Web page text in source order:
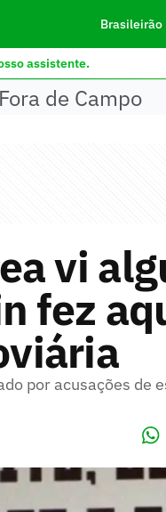
Brasileirão
assistente.
Fora de Campo
vi
fez
por acusações de